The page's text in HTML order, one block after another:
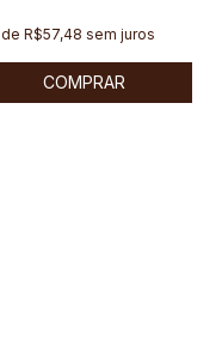
de R$57,48 sem juros
COMPRAR